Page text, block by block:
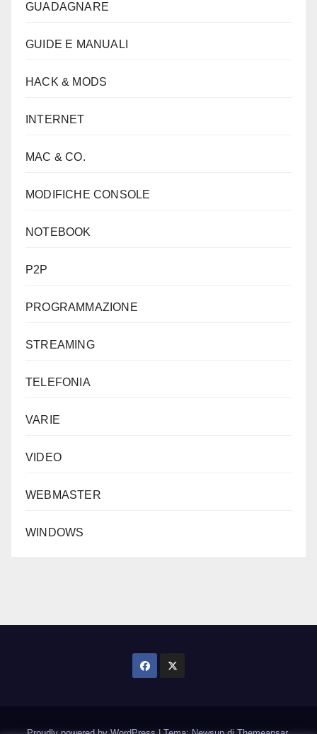
GUADAGNARE
GUIDE E MANUALI
HACK & MODS
INTERNET
MAC & CO.
MODIFICHE CONSOLE
NOTEBOOK
P2P
PROGRAMMAZIONE
STREAMING
TELEFONIA
VARIE
VIDEO
WEBMASTER
WINDOWS